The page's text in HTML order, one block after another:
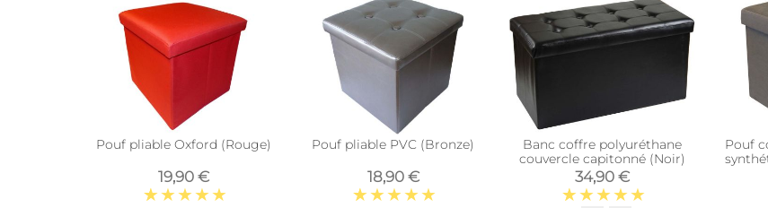
Pouf pliable Oxford (Rouge)
19,90 €
Pouf pliable PVC (Bronze)
18,90 €
Banc coffre polyuréthane
couvercle capitonné (Noir)
34,90 €
Pouf